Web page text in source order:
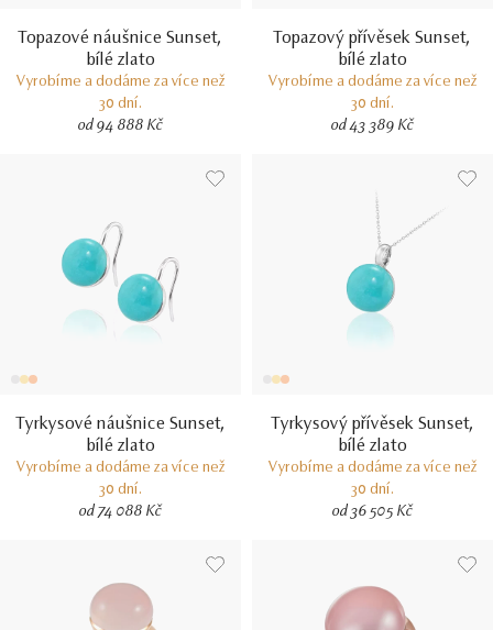
Topazové náušnice Sunset,
bílé zlato
Vyrobíme a dodáme za více než
30 dní.
od 94 888 Kč
Topazový přívěsek Sunset,
bílé zlato
Vyrobíme a dodáme za více než
30 dní.
od 43 389 Kč
Tyrkysové náušnice Sunset,
bílé zlato
Vyrobíme a dodáme za více než
30 dní.
od 74 088 Kč
Tyrkysový přívěsek Sunset,
bílé zlato
Vyrobíme a dodáme za více než
30 dní.
od 36 505 Kč